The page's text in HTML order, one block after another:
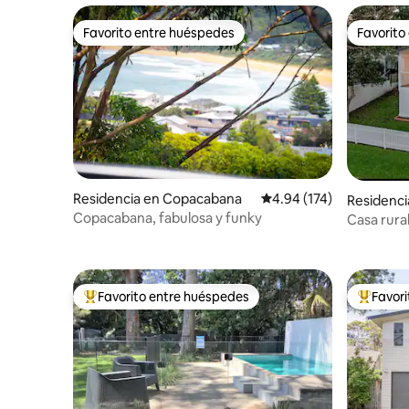
Favorito entre huéspedes
Favorito entre huéspedes
Residencia en Copacabana Calificación promedio:
4.94 (174)
Copacabana, fabulosa y funky
Favorito
Casa
De los mejores en Favorito entre huéspedes
Favorito entre huéspedes De los